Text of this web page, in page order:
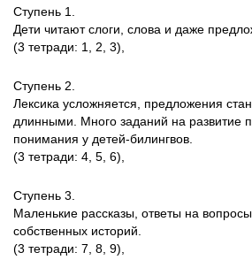
Ступень 1.
Дети читают слоги, слова и даже
(3 тетради: 1, 2, 3),
Ступень 2.
Лексика усложняется, предложения
длинными. Много заданий на развитие
понимания у детей-билингвов.
(3 тетради: 4, 5, 6),
Ступень 3.
Маленькие рассказы, ответы на
собственных историй.
(3 тетради: 7, 8, 9),